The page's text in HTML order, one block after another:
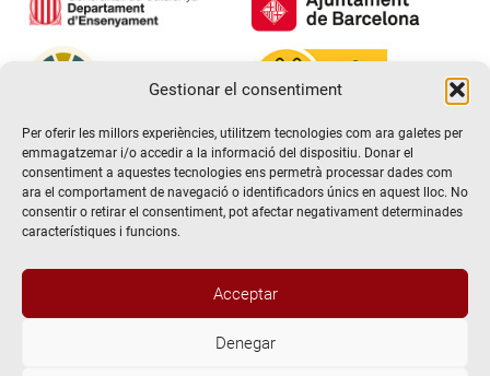
Gestionar el consentiment
Per oferir les millors experiències, utilitzem tecnologies com ara galetes per
emmagatzemar i/o accedir a la informació del dispositiu. Donar el
consentiment a aquestes tecnologies ens permetrà processar dades com
ara el comportament de navegació o identificadors únics en aquest lloc. No
consentir o retirar el consentiment, pot afectar negativament determinades
característiques i funcions.
Acceptar
Denegar
@2026 Escola de teatre El Timbal. Tots els drets reservats